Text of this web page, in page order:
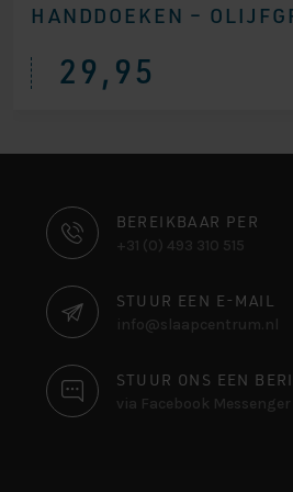
HANDDOEKEN –
29,95
CONTACT
INFORMATIE
BEREIKBAAR PER
+31 (0) 493 310 515
STUUR EEN E-MAIL
info@slaapcentrum.nl
STUUR ONS EEN
via Facebook Messenger